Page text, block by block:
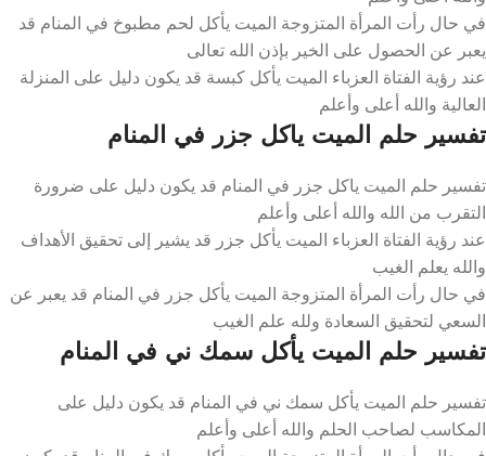
في حال رأت المرأة المتزوجة الميت يأكل لحم مطبوخ في المنام قد
يعبر عن الحصول على الخير بإذن الله تعالى
عند رؤية الفتاة العزباء الميت يأكل كبسة قد يكون دليل على المنزلة
العالية والله أعلى وأعلم
تفسير حلم الميت ياكل جزر في المنام
تفسير حلم الميت ياكل جزر في المنام قد يكون دليل على ضرورة
التقرب من الله والله أعلى وأعلم
عند رؤية الفتاة العزباء الميت يأكل جزر قد يشير إلى تحقيق الأهداف
والله يعلم الغيب
في حال رأت المرأة المتزوجة الميت يأكل جزر في المنام قد يعبر عن
السعي لتحقيق السعادة ولله علم الغيب
تفسير حلم الميت يأكل سمك ني في المنام
تفسير حلم الميت يأكل سمك ني في المنام قد يكون دليل على
المكاسب لصاحب الحلم والله أعلى وأعلم